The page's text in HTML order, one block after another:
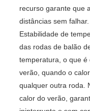
recurso garante que
distâncias sem falhar.
Estabilidade de
das rodas de balão
temperatura, o que é
verão, quando o
qualquer outra roda.
calor do verão,